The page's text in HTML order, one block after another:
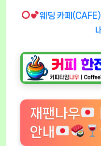
웨딩 카페
내
재팬나우
안내